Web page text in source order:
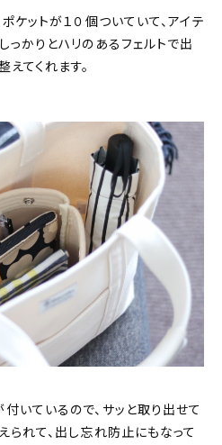
ケットが１０個ついていて、アイテ
っかりとハリのあるフェルトで出
てくれます。
いているので、サッと取り出せて
られて、出し忘れ防止にもなって